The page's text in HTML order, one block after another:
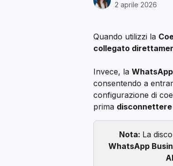
2 aprile 2026
Quando utilizzi la
collegato
Invece, la
consentendo a
configurazione di
prima
Nota: La
WhatsApp